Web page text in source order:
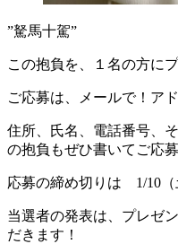
”駑馬十駕”
この抱負を、１名の方に
ご応募は、メールで！ア
住所、氏名、電話番号、
の抱負もぜひ書いてご応
応募の締め切りは 1/10（
当選者の発表は、プレゼ
だきます！